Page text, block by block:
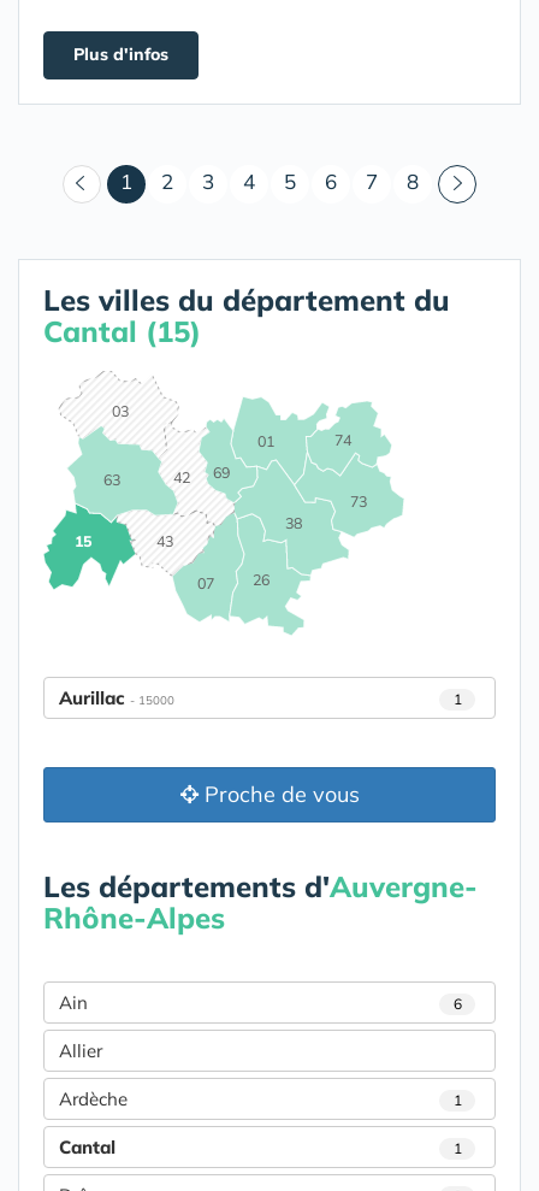
Plus d'infos
1 (courant)
2 3 4 5 6 7 8
Les villes du département du
Cantal (15)
01
03
07
15
26
38
42
43
63
69
73
74
Aurillac - 15000 1
Proche de vous
Les départements d'Auvergne-
Rhône-Alpes
Ain 6
Allier
Ardèche 1
Cantal 1